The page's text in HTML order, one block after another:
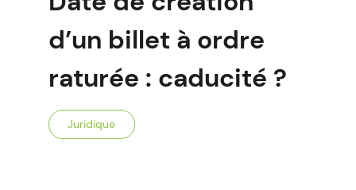
d’un billet à ordre
raturée : caducité ?
Juridique